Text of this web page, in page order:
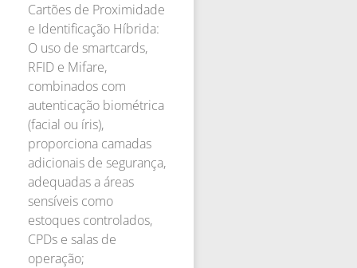
Cartões de Proximidade
e Identificação Híbrida:
O uso de smartcards,
RFID e Mifare,
combinados com
autenticação biométrica
(facial ou íris),
proporciona camadas
adicionais de segurança,
adequadas a áreas
sensíveis como
estoques controlados,
CPDs e salas de
operação;